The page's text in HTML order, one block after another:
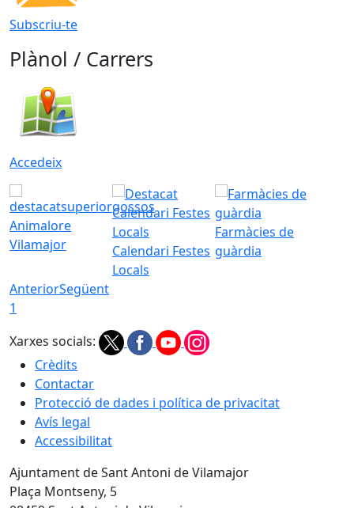
Subscriu-te
Plànol / Carrers
Accedeix
Animalore
Vilamajor
Calendari Festes
Locals
Farmàcies de
guàrdia
AnteriorSegüent
1
Xarxes socials:
Crèdits
Contactar
Protecció de dades i política de privacitat
Avís legal
Accessibilitat
Ajuntament de Sant Antoni de Vilamajor
Plaça Montseny, 5